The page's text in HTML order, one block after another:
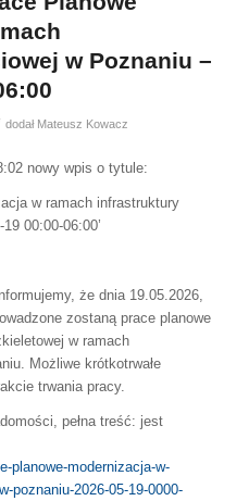
w Poznaniu –
dodał Mateusz Kowacz
nowy wpis o tytule:
w ramach infrastruktury
00:00-06:00’
że dnia 19.05.2026,
zostaną prace planowe
w ramach
Możliwe krótkotrwałe
trwania pracy.
pełna treść: jest
planowe-modernizacja-w-
poznaniu-2026-05-19-0000-